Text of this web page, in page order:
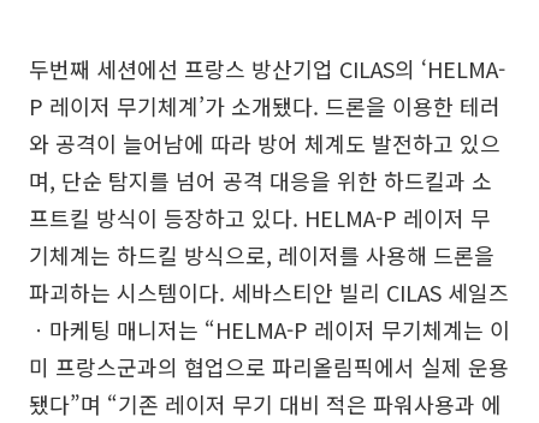
두번째 세션에선 프랑스 방산기업 CILAS의 ‘HELMA-
P 레이저 무기체계’가 소개됐다. 드론을 이용한 테러
와 공격이 늘어남에 따라 방어 체계도 발전하고 있으
며, 단순 탐지를 넘어 공격 대응을 위한 하드킬과 소
프트킬 방식이 등장하고 있다. HELMA-P 레이저 무
기체계는 하드킬 방식으로, 레이저를 사용해 드론을
파괴하는 시스템이다. 세바스티안 빌리 CILAS 세일즈
ㆍ마케팅 매니저는 “HELMA-P 레이저 무기체계는 이
미 프랑스군과의 협업으로 파리올림픽에서 실제 운용
됐다”며 “기존 레이저 무기 대비 적은 파워사용과 에